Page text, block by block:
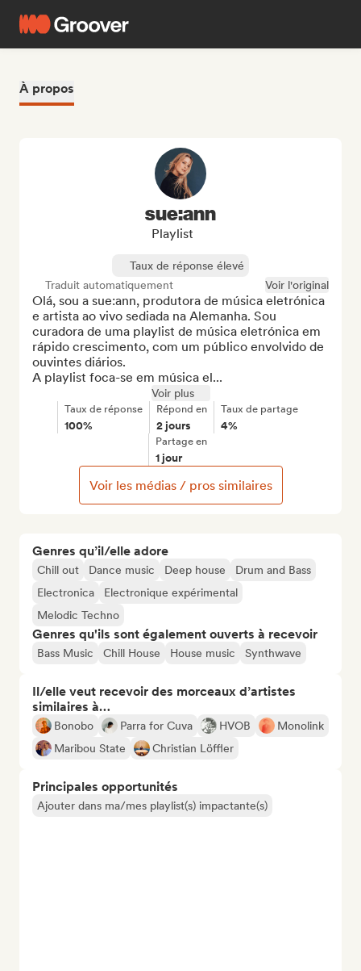
À propos
Genres qu’il/elle adore
Chill out Dance music Deep house
Drum and Bass
Electronica
Electronique expérimental
Melodic Techno
Genres qu'ils sont également ouverts à recevoir
Bass Music Chill House House music Synthwave
Il/elle veut recevoir des morceaux d’artistes
similaires à…
Bonobo Parra for Cuva HVOB
Monolink
Maribou State
Christian Löffler
Principales opportunités
Ajouter dans ma/mes playlist(s) impactante(s)
sue:ann
Playlist
Taux de réponse élevé
Traduit automatiquement
Voir l'original
Olá, sou a sue:ann, produtora de música eletrónica
e artista ao vivo sediada na Alemanha. Sou
curadora de uma playlist de música eletrónica em
rápido crescimento, com um público envolvido de
ouvintes diários.
A playlist foca-se em música el...
Voir plus
Taux de réponse
100%
Répond en
2 jours
Taux de partage
4%
Partage en
1 jour
Voir les médias / pros similaires